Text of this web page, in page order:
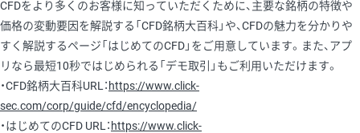
CFDをより多くのお客様に知っていただくために、主要な銘柄の特徴や
価格の変動要因を解説する「CFD銘柄大百科」や、CFDの魅力を分かりや
すく解説するページ「はじめてのCFD」をご用意しています。また、アプ
リなら最短10秒ではじめられる「デモ取引」もご利用いただけます。
・CFD銘柄大百科URL： https://www.click-
sec.com/corp/guide/cfd/encyclopedia/
・はじめてのCFD URL： https://www.click-